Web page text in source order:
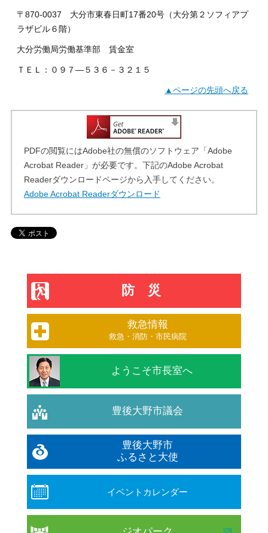
〒870-0037 大分市東春日町17番20号（大分第２ソフィアプ
ラザビル６階）
大分労働局労働基準部 賃金室
ＴＥＬ：０９７―５３６－３２１５
▲ページの先頭へ戻る
PDFの閲覧にはAdobe社の無償のソフトウェア「Adobe
Acrobat Reader」が必要です。下記のAdobe Acrobat
Readerダウンロードページから入手してください。
Adobe Acrobat Readerダウンロード
防災
救急情報
救急・消防・市民病院
ようこそ市長室へ
豊後大野市議会
豊後大野市
ふるさと大使
イベントカレンダー